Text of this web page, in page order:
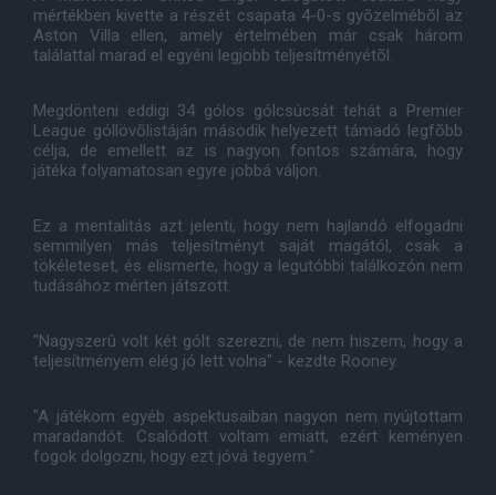
mértékben kivette a részét csapata 4-0-s gyõzelmébõl az
Aston Villa ellen, amely értelmében már csak három
találattal marad el egyéni legjobb teljesítményétõl.
Megdönteni eddigi 34 gólos gólcsúcsát tehát a Premier
League góllövõlistáján második helyezett támadó legfõbb
célja, de emellett az is nagyon fontos számára, hogy
játéka folyamatosan egyre jobbá váljon.
Ez a mentalitás azt jelenti, hogy nem hajlandó elfogadni
semmilyen más teljesítményt saját magától, csak a
tökéleteset, és elismerte, hogy a legutóbbi találkozón nem
tudásához mérten játszott.
"Nagyszerû volt két gólt szerezni, de nem hiszem, hogy a
teljesítményem elég jó lett volna" - kezdte Rooney.
"A játékom egyéb aspektusaiban nagyon nem nyújtottam
maradandót. Csalódott voltam emiatt, ezért keményen
fogok dolgozni, hogy ezt jóvá tegyem."